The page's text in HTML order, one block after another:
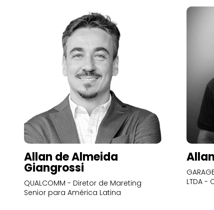
Allan de Almeida
Giangrossi
QUALCOMM - Diretor de Mareting
Senior para América Latina
LTDA -